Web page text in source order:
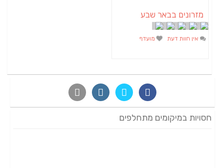
מזרונים בבאר שבע
אין חוות דעת מועדף
חסויות במיקומים מתחלפים